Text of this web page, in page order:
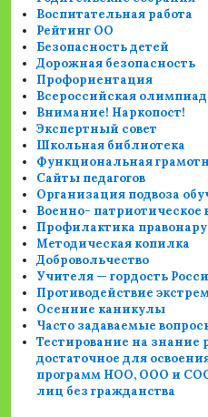
Воспитательная работа
Рейтинг ОО
Безопасность детей
Дорожная безопасность
Профориентация
Всероссийская
Внимание! Наркопост!
Экспертный совет
Школьная библиотека
Функциональная
Сайты педагогов
Организация подвоза
Военно- патриотическое
Профилактика
Методическая копилка
Добровольчество
Учителя — гордость
Противодействие
Осенние каникулы
Часто задаваемые
Тестирование на знание
достаточное для
программ НОО, ООО и
лиц без гражданства